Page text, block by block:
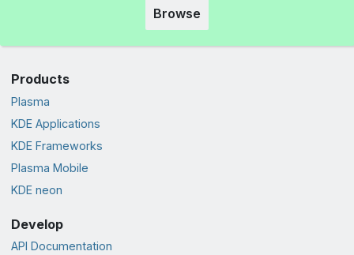
Browse
Products
Plasma
KDE Applications
KDE Frameworks
Plasma Mobile
KDE neon
Develop
API Documentation